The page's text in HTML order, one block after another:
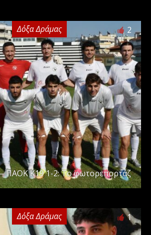
Δόξα Δράμας 2
ΠΑΟΚ Κ19 1-2: Το φωτορεπορτάζ
Δόξα Δράμας 1